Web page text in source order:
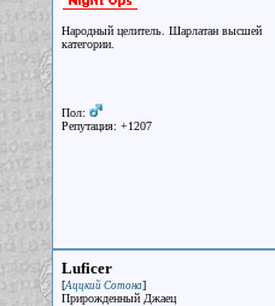
Народный целитель. Шарлатан высшей
категории.
Пол:
Репутация: +1207
Luficer
[Аццкий Сотона]
Прирожденный Джаец